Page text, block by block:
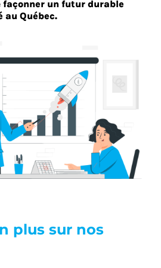
façonner un futur durable
au Québec.
plus sur nos